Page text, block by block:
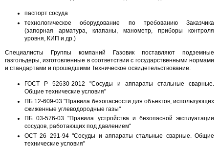
паспорт сосуда
технологическое оборудование по требованию Заказчика
(запорная арматура, клапаны, манометр, приборы контроля
уровня, КИП и др.)
Специалисты Группы компаний Газовик поставляют подземные
газгольдеры, изготовленные в соответствии с государственными нормами
и стандартами и прошедшими Техническое освидетельствование:
ГОСТ Р 52630-2012 "Сосуды и аппараты стальные сварные.
Общие технические условия"
ПБ 12-609-03 "Правила безопасности для объектов, использующих
сжиженные углеводородные газы"
ПБ 03-576-03 "Правила устройства и безопасной эксплуатации
сосудов, работающих под давлением"
ОСТ 26 291-94 "Сосуды и аппараты стальные сварные. Общие
технические условия"